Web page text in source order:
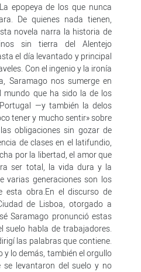
epopeya de los que nunca
De quienes nada tienen,
novela narra la historia de
sin tierra del Alentejo
el día levantado y principal
Con el ingenio y la ironía
Saramago nos sumerge en
mundo que ha sido la de los
—y también la delos
tener y mucho sentir» sobre
obligaciones sin gozar de
de clases en el latifundio,
por la libertad, el amor que
ser total, la vida dura y la
varias generaciones son los
esta obra.En el discurso de
de Lisboa, otorgado a
Saramago pronunció estas
suelo habla de trabajadores.
las palabras que contiene.
y lo demás, también el orgullo
se levantaron del suelo y no